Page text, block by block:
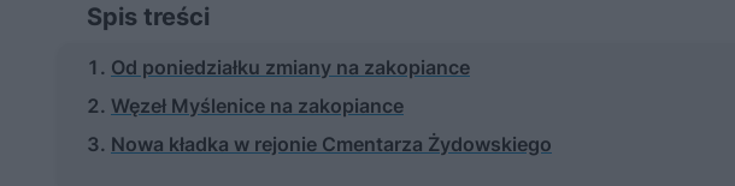
Spis treści
Od poniedziałku zmiany na zakopiance
Węzeł Myślenice na zakopiance
Nowa kładka w rejonie Cmentarza Żydowskiego